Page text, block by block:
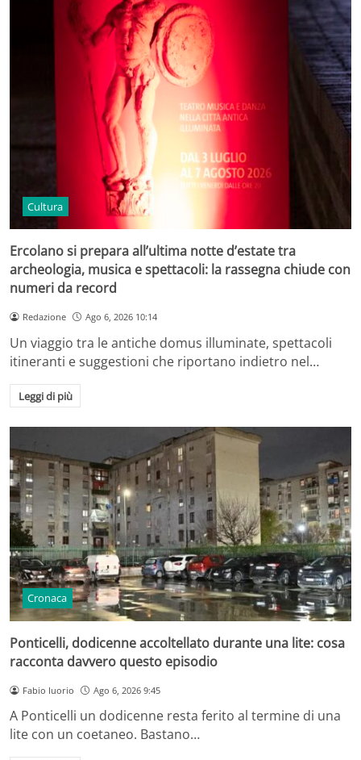
Cultura
Ercolano si prepara all’ultima notte d’estate tra
archeologia, musica e spettacoli: la rassegna chiude con
numeri da record
Redazione Ago 6, 2026 10:14
Un viaggio tra le antiche domus illuminate, spettacoli
itineranti e suggestioni che riportano indietro nel…
Leggi di più
Cronaca
Ponticelli, dodicenne accoltellato durante una lite: cosa
racconta davvero questo episodio
Fabio Iuorio Ago 6, 2026 9:45
A Ponticelli un dodicenne resta ferito al termine di una
lite con un coetaneo. Bastano…